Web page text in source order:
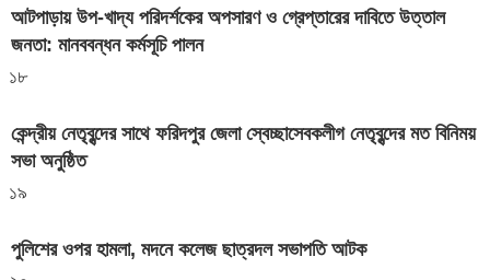
আটপাড়ায় উপ-খাদ্য পরিদর্শকের অপসারণ ও গ্রেপ্তারের দাবিতে উত্তাল
জনতা: মানববন্ধন কর্মসূচি পালন
১৮
কেন্দ্রীয় নেতৃবৃন্দের সাথে ফরিদপুর জেলা স্বেচ্ছাসেবকলীগ নেতৃবৃন্দের মত বিনিময়
সভা অনুষ্ঠিত
১৯
পুলিশের ওপর হামলা, মদনে কলেজ ছাত্রদল সভাপতি আটক